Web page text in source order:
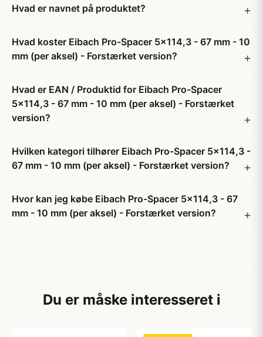
Hvad er navnet på produktet?
Hvad koster Eibach Pro-Spacer 5x114,3 - 67 mm - 10
mm (per aksel) - Forstærket version?
Hvad er EAN / Produktid for Eibach Pro-Spacer
5x114,3 - 67 mm - 10 mm (per aksel) - Forstærket
version?
Hvilken kategori tilhører Eibach Pro-Spacer 5x114,3 -
67 mm - 10 mm (per aksel) - Forstærket version?
Hvor kan jeg købe Eibach Pro-Spacer 5x114,3 - 67
mm - 10 mm (per aksel) - Forstærket version?
Du er måske interesseret i